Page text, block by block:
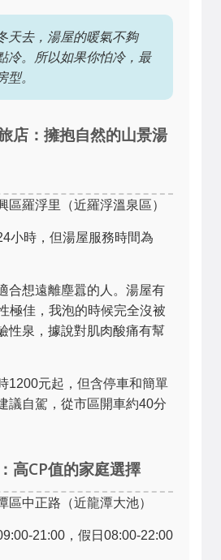
天去，湯屋的暖氣不夠
冷。所以如果你怕冷，最
型。
店：擁抱自然的山景湯
區羅浮里（近羅浮溫泉區）
小時，但湯屋服務時間為
合想遠離塵囂的人。湯屋有
極佳，我泡的時候完全沒被
性泉，據說對肌肉酸痛有幫
1200元起，但含停車和簡單
議自駕，從市區開車約40分
高CP值的家庭選擇
區中正路（近龍潭大池）
21:00，假日08:00-22:00